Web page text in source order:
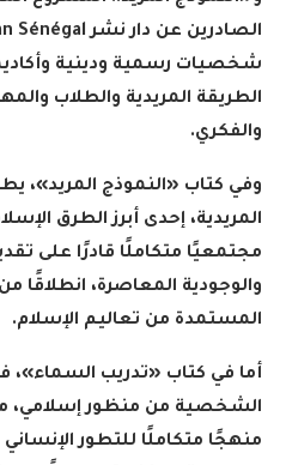
الصادرين عن دار نشرL’harmattan Sénégal
شخصيات رسمية ودينية
الطريقة المريدية والطلاب
والفكري.
وفي كتاب «النموذج المريد»،
المريدية، إحدى أبرز الطرق
مجتمعيًا متكاملًا قادرًا على
والوجودية المعاصرة، انطلاقًا من
المستمدة من تعاليم الإسلام.
أما في كتاب «تدريب السماء»،
الشخصية من منظور إسلامي،
منهجًا متكاملًا للتطور